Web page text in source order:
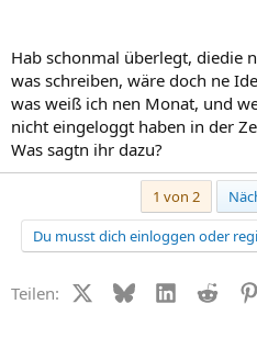
Hab schonmal überlegt, diedie
was schreiben, wäre doch ne
was weiß ich nen Monat, und
nicht eingeloggt haben in der
Was sagtn ihr dazu?
1 von 2
Du musst dich einloggen oder
Teilen: X (Twitter)
BlueskyLinkedIn
Reddit